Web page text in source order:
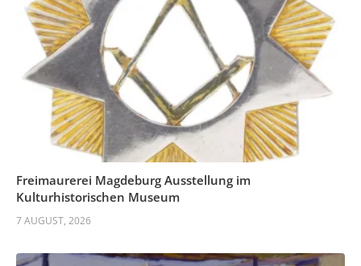
Freimaurerei Magdeburg Ausstellung im
Kulturhistorischen Museum
7 AUGUST, 2026